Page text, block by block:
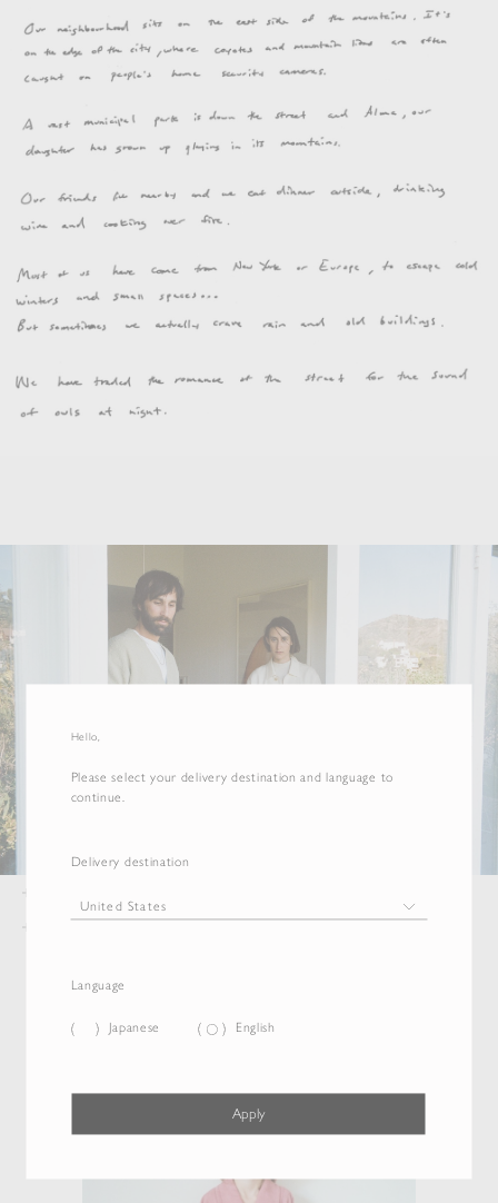
Hello,
Please select your delivery destination and language to
continue.
Delivery destination
Language
Japanese English
Apply